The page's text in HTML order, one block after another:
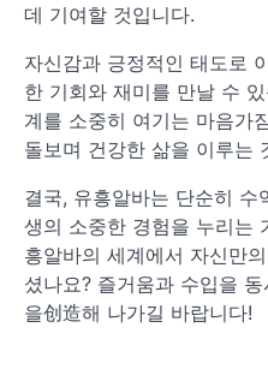
데 기여할 것입니다.
자신감과 긍정적인 태도로
한 기회와 재미를 만날 수
계를 소중히 여기는 마음가
돌보며 건강한 삶을 이루는
결국, 유흥알바는 단순히 수
생의 소중한 경험을 누리는
흥알바의 세계에서 자신만
셨나요? 즐거움과 수입을
을创造해 나가길 바랍니다!